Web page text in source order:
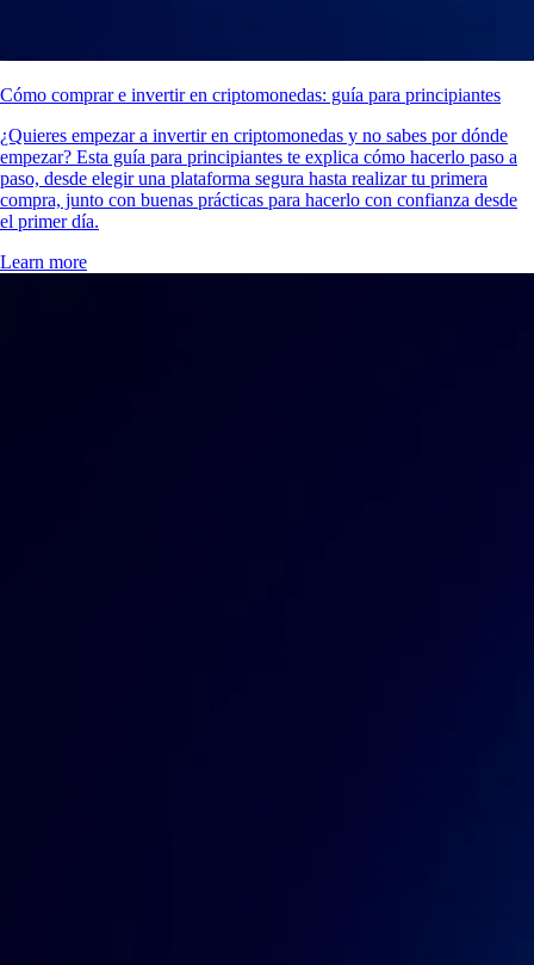
Cómo comprar e invertir en criptomonedas: guía para principiantes
¿Quieres empezar a invertir en criptomonedas y no sabes por dónde
empezar? Esta guía para principiantes te explica cómo hacerlo paso a
paso, desde elegir una plataforma segura hasta realizar tu primera
compra, junto con buenas prácticas para hacerlo con confianza desde
el primer día.
Learn more